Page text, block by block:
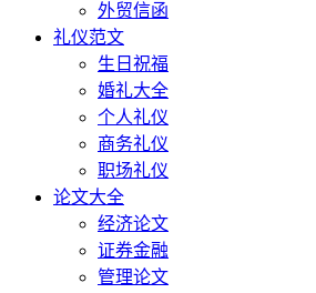
外贸信函
礼仪范文
生日祝福
婚礼大全
个人礼仪
商务礼仪
职场礼仪
论文大全
经济论文
证券金融
管理论文